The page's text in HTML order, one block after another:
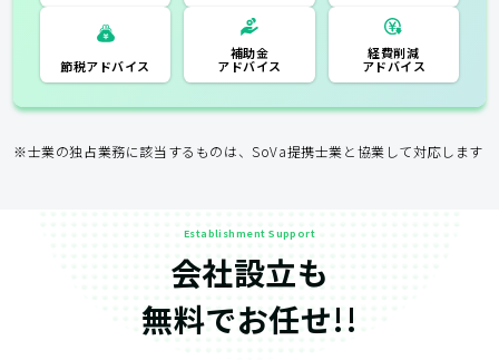
節税アドバイス
補助金
アドバイス
アドバイス
※士業の独占業務に該当するものは、SoVa提携士業と協業して対応します
Establishment Support
会社設立も
無料でお任せ!!